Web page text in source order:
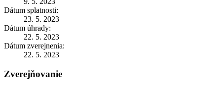
Dátum splatnosti:
23. 5. 2023
Dátum úhrady:
22. 5. 2023
Dátum zverejnenia:
22. 5. 2023
Zverejňovanie